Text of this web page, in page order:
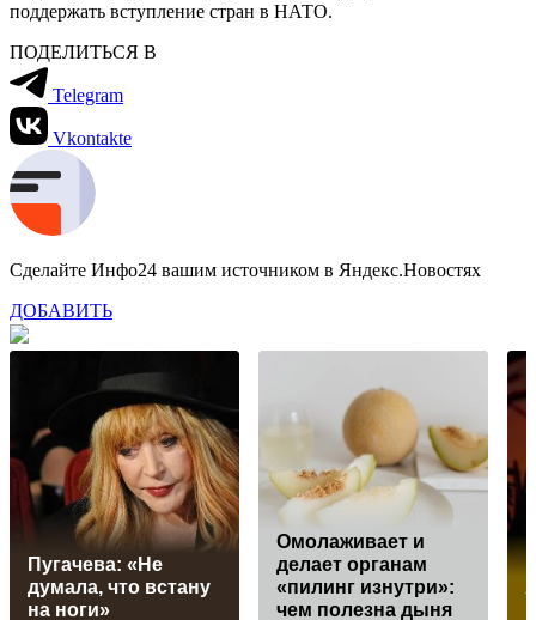
поддержать вступление стран в НАТО.
ПОДЕЛИТЬСЯ В
Telegram
Vkontakte
Сделайте Инфо24 вашим источником в Яндекс.Новостях
ДОБАВИТЬ
Пугачева: «Не
думала, что встану
на ноги»
Омолаживает и
делает органам
«пилинг изнутри»:
чем полезна дыня